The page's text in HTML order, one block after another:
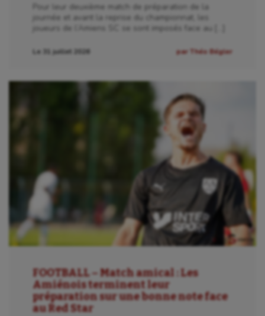
Pour leur deuxième match de préparation de la
journée et avant la reprise du championnat, les
joueurs de l’Amiens SC se sont imposés face au […]
Le 31 juillet 2026 par Théo Bégler
FOOTBALL – Match amical : Les
Amiénois terminent leur
préparation sur une bonne note face
au Red Star